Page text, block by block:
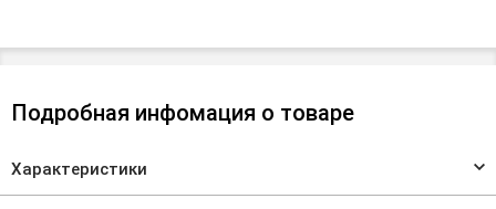
Подробная инфомация о товаре
Характеристики